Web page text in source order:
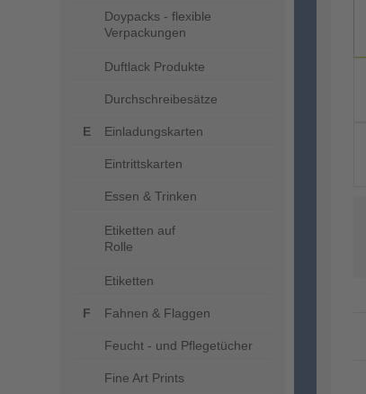
Doypacks - flexible
Verpackungen
Duftlack Produkte
Durchschreibesätze
Einladungskarten
Eintrittskarten
Essen & Trinken
Etiketten auf
Rolle
Etiketten
Fahnen & Flaggen
Feucht - und Pflegetücher
Fine Art Prints